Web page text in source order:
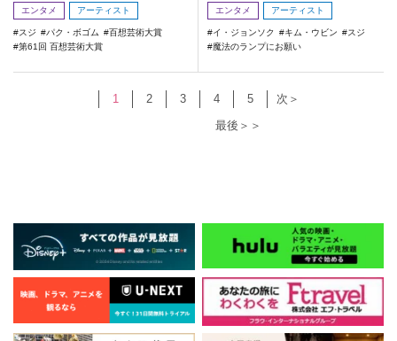
エンタメ アーティスト
スジ パク・ボゴム
百想芸術大賞
第61回 百想芸術大賞
エンタメ アーティスト
イ・ジョンソク キム・ウビン
スジ
魔法のランプにお願い
1 2 3 4 5
次＞
最後＞＞